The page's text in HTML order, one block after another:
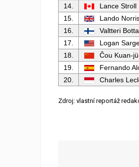
14.
Lance Stroll
15.
Lando
16.
Valtteri
17.
Logan
18.
Čou Kuan-jü
19.
Fernando
20.
Charles
Zdroj: vlastní reportáž